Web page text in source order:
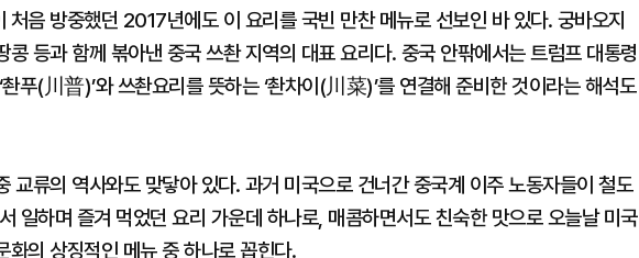
처음 방중했던 2017년에도 이 요리를 국빈 만찬 메뉴로 선보인 바 있다. 궁바오지
콩 등과 함께 볶아낸 중국 쓰촨 지역의 대표 요리다. 중국 안팎에서는 트럼프 대통령
푸(川普)’와 쓰촨요리를 뜻하는 ‘촨차이(川菜)’를 연결해 준비한 것이라는 해석도
교류의 역사와도 맞닿아 있다. 과거 미국으로 건너간 중국계 이주 노동자들이 철도
일하며 즐겨 먹었던 요리 가운데 하나로, 매콤하면서도 친숙한 맛으로 오늘날 미국
화의 상징적인 메뉴 중 하나로 꼽힌다.